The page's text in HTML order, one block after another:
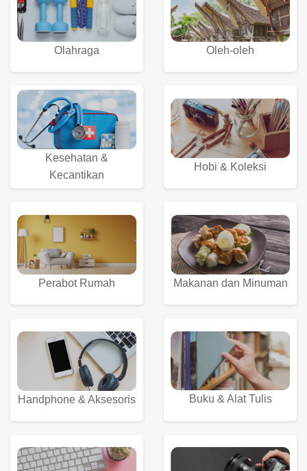
Olahraga Oleh-oleh
Kesehatan &
Kecantikan
Hobi & Koleksi
Perabot Rumah Makanan dan Minuman
Handphone & Aksesoris Buku & Alat Tulis